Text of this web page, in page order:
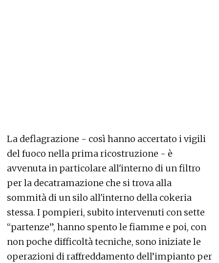
La deflagrazione - così hanno accertato i vigili
del fuoco nella prima ricostruzione - è
avvenuta in particolare all'interno di un filtro
per la decatramazione che si trova alla
sommità di un silo all'interno della cokeria
stessa. I pompieri, subito intervenuti con sette
“partenze”, hanno spento le fiamme e poi, con
non poche difficoltà tecniche, sono iniziate le
operazioni di raffreddamento dell’impianto per